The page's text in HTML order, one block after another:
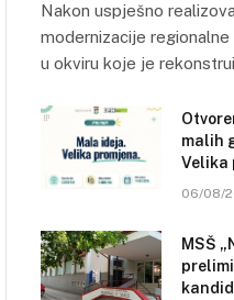
Nakon uspješno
modernizacije
u okviru koje je
malih
Velika
06/08/
MSŠ